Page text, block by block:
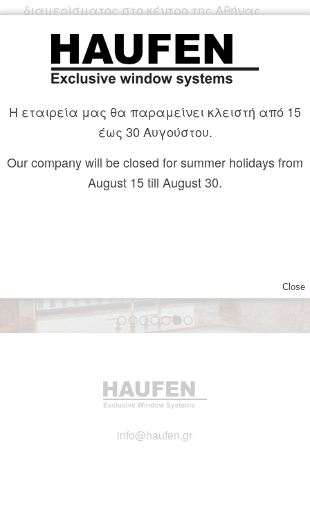
διαμερίσματος στο κέντρο της Αθήνας.
Μοναδικός συνδυασμός παραδοσιακών
κουφωμάτων με νέες τεχνολογίες
αυτοματοποιημένης σκίασης.
1 2 3 4 5 6 7
info@haufen.gr
Close
Η εταιρεία μας θα παραμείνει κλειστή από 15
έως 30 Αυγούστου.
Our company will be closed for summer holidays from
August 15 till August 30.